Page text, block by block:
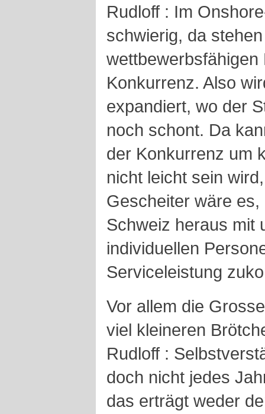
Rudloff : Im
schwierig, da
Konkurrenz. Also
expandiert, wo der
noch schont. Da
der Konkurrenz um
nicht leicht sein
Gescheiter wäre
Schweiz heraus mit
individuellen
Serviceleistung
Vor allem die
viel kleineren
Rudloff :
doch nicht jedes
das erträgt weder